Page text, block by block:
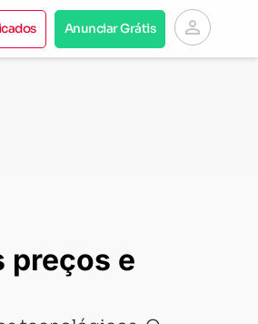
Anunciar Grátis person
preços e